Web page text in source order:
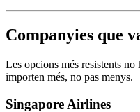
Companyies que
Les opcions més resistents
importen més, no pas menys.
Singapore Airlines